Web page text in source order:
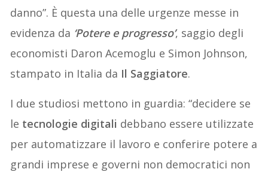
danno”. È questa una delle urgenze messe in
evidenza da ‘Potere e progresso’, saggio degli
economisti Daron Acemoglu e Simon Johnson,
stampato in Italia da Il Saggiatore.
I due studiosi mettono in guardia: “decidere se
le tecnologie digitali debbano essere utilizzate
per automatizzare il lavoro e conferire potere a
grandi imprese e governi non democratici non